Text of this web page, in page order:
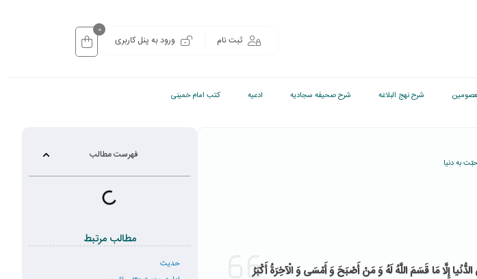
ثبت نام ورود به پنل کاربری
0
شرح نهج البلاغه شرح صحیفه سجادیه ادعیه کتب امام خمینی
إِلَّا مَا قَسَمَ‏ اللَّهُ لَهُ وَ مَنْ أَصْبَحَ وَ أَمْسَى وَ الْآخِرَةُ أَكْبَرُ
فهرست مطالب
مطالب مرتبط
حدیث